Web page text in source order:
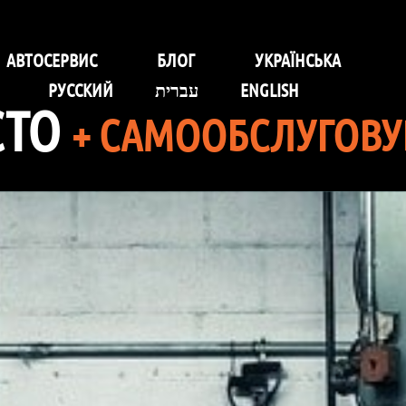
АВТОСЕРВИС БЛОГ
УКРАЇНСЬКА
РУССКИЙ
עברית ENGLISH
+